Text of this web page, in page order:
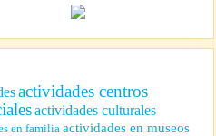
actividades centros
actividades culturales
en familiaactividades en museos